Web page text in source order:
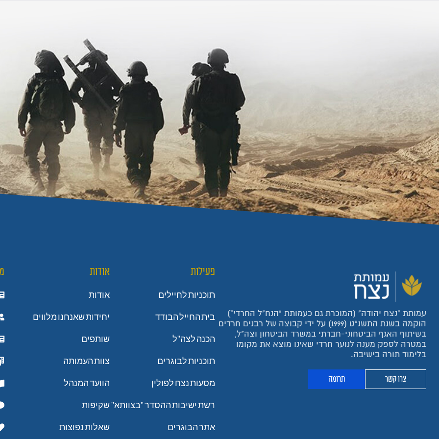
עמותת "נצח יהודה" (המוכרת גם כעמותת "הנח"ל החרדי")
הוקמה בשנת התשנ"ט (1999) על ידי קבוצה של רבנים חרדים
בשיתוף האגף הביטחוני-חברתי במשרד הביטחון וצה"ל,
במטרה לספק מענה לנוער חרדי שאינו מוצא את מקומו
בלימוד תורה בישיבה.
צרו קשר תרומה
פעילות
תוכניות לחיילים
בית החייל הבודד
הכנה לצה"ל
תוכניות לבוגרים
מסעות נצח לפולין
רשת ישיבות ההסדר "בצוותא"
אתר הבוגרים
אודות
אודות
יחידות שאנחנו מלווים
שותפים
צוות העמותה
הוועד המנהל
שקיפות
שאלות נפוצות